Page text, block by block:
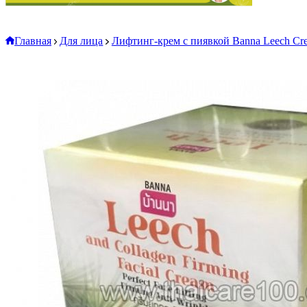
Главная Для лица Лифтинг-крем с пиявкой Banna Leech